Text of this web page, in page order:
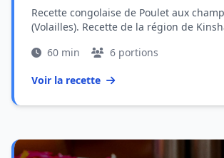
Recette congolaise de Poulet aux
(Volailles). Recette de la région de
60 min
6 portions
Voir la recette